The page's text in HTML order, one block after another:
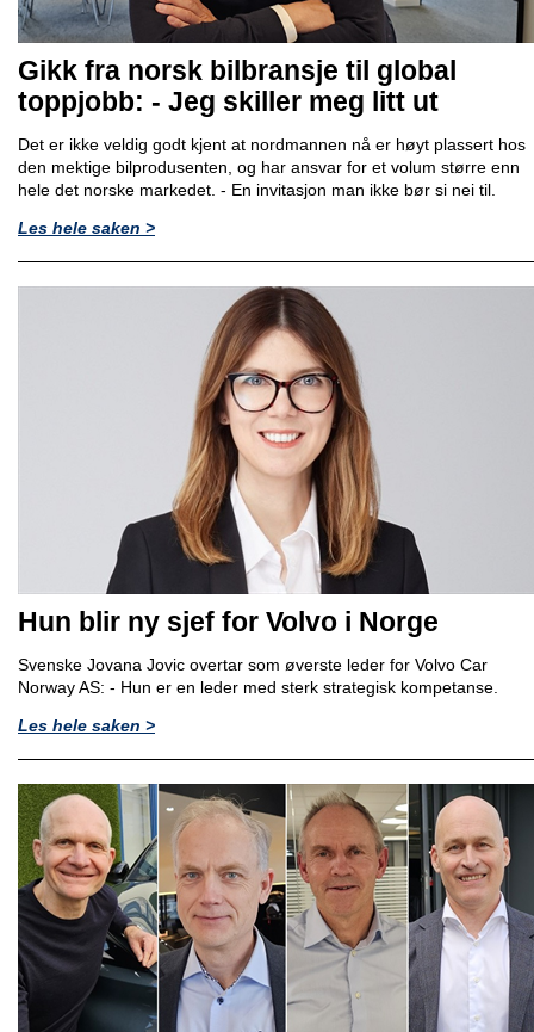
Gikk fra norsk bilbransje til global
toppjobb: - Jeg skiller meg litt ut
Det er ikke veldig godt kjent at nordmannen nå er høyt plassert hos
den mektige bilprodusenten, og har ansvar for et volum større enn
hele det norske markedet. - En invitasjon man ikke bør si nei til.
Les hele saken >
Hun blir ny sjef for Volvo i Norge
Svenske Jovana Jovic overtar som øverste leder for Volvo Car
Norway AS: - Hun er en leder med sterk strategisk kompetanse.
Les hele saken >